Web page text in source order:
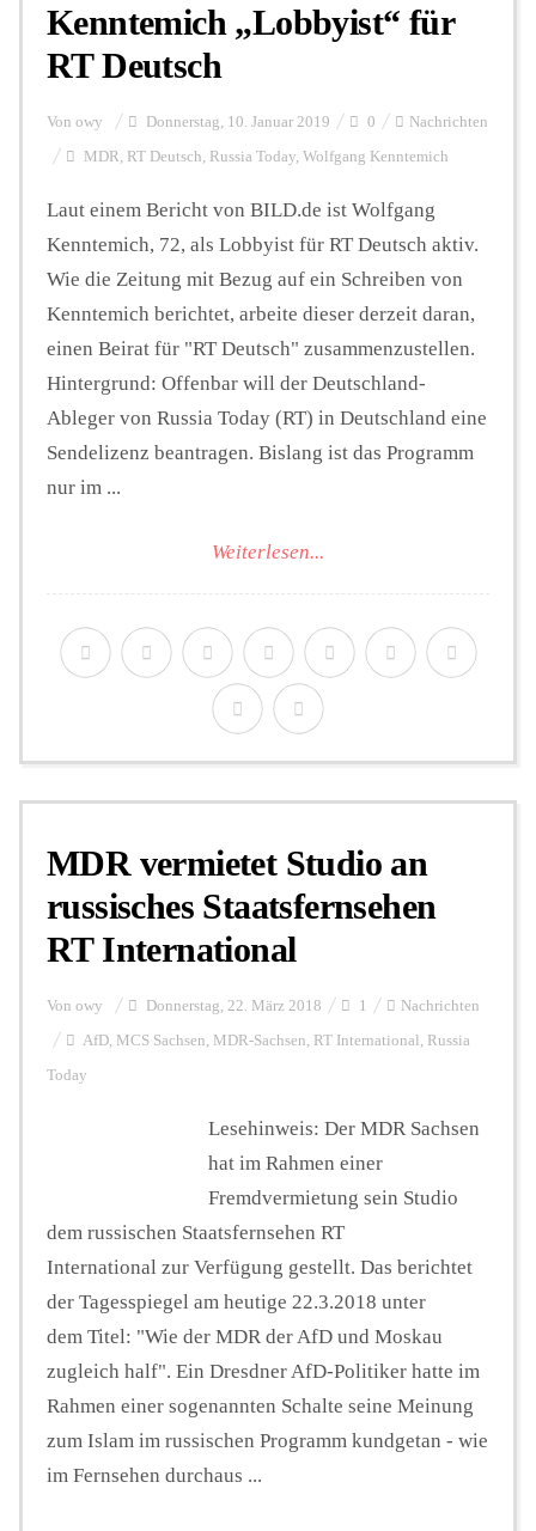
Kenntemich „Lobbyist“ für
RT Deutsch
Von owy Donnerstag, 10. Januar 2019 0 Nachrichten
MDR, RT Deutsch, Russia Today, Wolfgang Kenntemich
Laut einem Bericht von BILD.de ist Wolfgang
Kenntemich, 72, als Lobbyist für RT Deutsch aktiv.
Wie die Zeitung mit Bezug auf ein Schreiben von
Kenntemich berichtet, arbeite dieser derzeit daran,
einen Beirat für "RT Deutsch" zusammenzustellen.
Hintergrund: Offenbar will der Deutschland-
Ableger von Russia Today (RT) in Deutschland eine
Sendelizenz beantragen. Bislang ist das Programm
nur im ...
Weiterlesen...
MDR vermietet Studio an
russisches Staatsfernsehen
RT International
Von owy Donnerstag, 22. März 2018 1 Nachrichten
AfD, MCS Sachsen, MDR-Sachsen, RT International , Russia
Today
Lesehinweis: Der MDR Sachsen
hat im Rahmen einer
Fremdvermietung sein Studio
dem russischen Staatsfernsehen RT
International zur Verfügung gestellt. Das berichtet
der Tagesspiegel am heutige 22.3.2018 unter
dem Titel: "Wie der MDR der AfD und Moskau
zugleich half". Ein Dresdner AfD-Politiker hatte im
Rahmen einer sogenannten Schalte seine Meinung
zum Islam im russischen Programm kundgetan - wie
im Fernsehen durchaus ...